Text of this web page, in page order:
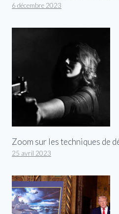
6 décembre 2023
Zoom sur les techniques de
25 avril 2023